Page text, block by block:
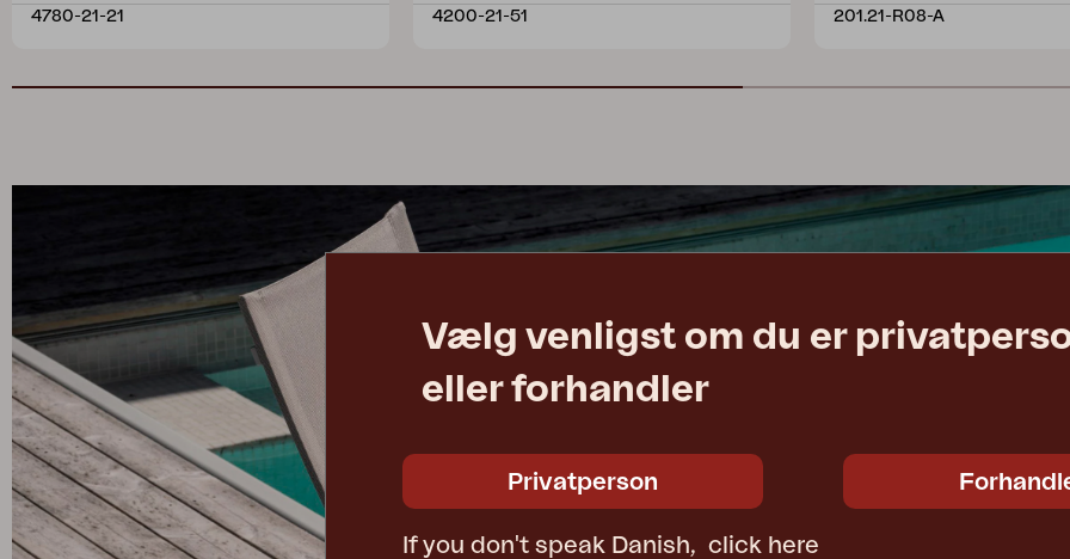
4780-21-21 4200-21-51 201.21-R08-A
Vælg venligst om du er
eller forhandler
Privatperson
If you don't speak Danish, click here